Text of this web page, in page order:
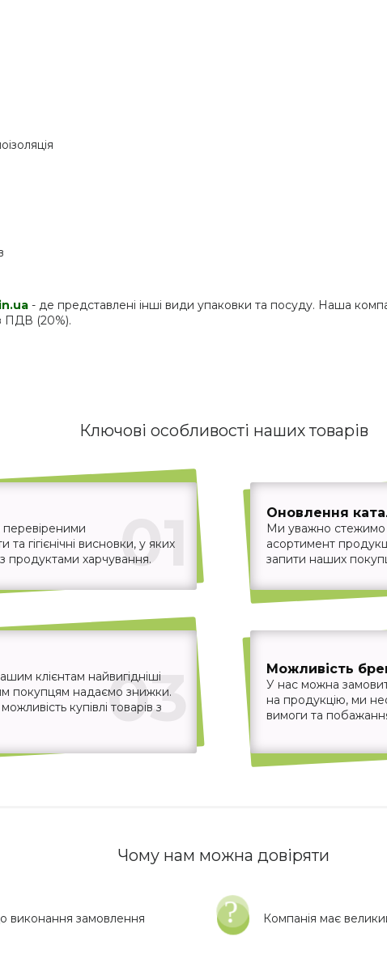
- де представлені інші види упаковки та посуду. Наша
ПДВ (20%).
Ключові особливості наших товарів
01
гігієнічні висновки, у яких
продуктами харчування.
Оновлення
Ми уважно стежимо
асортимент
запити наших
03
клієнтам найвигідніші
покупцям надаємо знижки.
купівлі товарів з
Можливість
У нас можна
на продукцію, ми
вимоги та
Чому нам можна довіряти
виконання замовлення
Компанія має